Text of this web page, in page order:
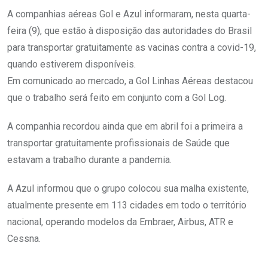
A companhias aéreas Gol e Azul informaram, nesta quarta-
feira (9), que estão à disposição das autoridades do Brasil
para transportar gratuitamente as vacinas contra a covid-19,
quando estiverem disponíveis.
Em comunicado ao mercado, a Gol Linhas Aéreas destacou
que o trabalho será feito em conjunto com a Gol Log.
A companhia recordou ainda que em abril foi a primeira a
transportar gratuitamente profissionais de Saúde que
estavam a trabalho durante a pandemia.
A Azul informou que o grupo colocou sua malha existente,
atualmente presente em 113 cidades em todo o território
nacional, operando modelos da Embraer, Airbus, ATR e
Cessna.